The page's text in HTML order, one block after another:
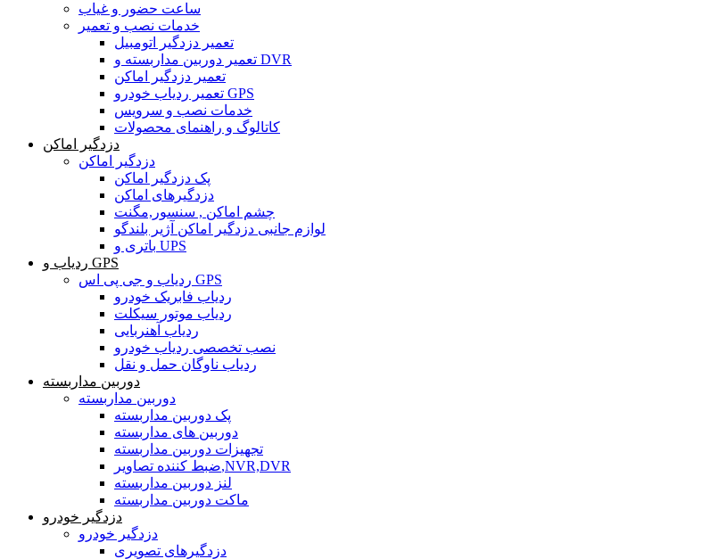
ساعت حضور و غیاب
خدمات نصب و تعمیر
تعمیر دزدگیر اتومبیل
تعمیر دوربین مداربسته و DVR
تعمیر دزدگیر اماکن
تعمیر ردیاب خودرو GPS
خدمات نصب و سرویس
کاتالوگ و راهنمای محصولات
دزدگیر اماکن
دزدگیر اماکن
پک دزدگیر اماکن
دزدگیرهای اماکن
چشم اماکن , سنسور,مگنت
لوازم جانبی دزدگیر اماکن آژیر بلندگو
باتری و UPS
ردیاب و GPS
ردیاب و جی پی اس GPS
ردیاب فابریک خودرو
ردیاب موتور سیکلت
ردیاب آهنربایی
نصب تخصصی ردیاب خودرو
ردیاب ناوگان حمل و نقل
دوربین مداربسته
دوربین مداربسته
پک دوربین مداربسته
دوربین های مداربسته
تجهیزات دوربین مداربسته
ضبط کننده تصاویر,NVR,DVR
لنز دوربین مداربسته
ماکت دوربین مداربسته
دزدگیر خودرو
دزدگیر خودرو
دزدگیرهای تصویری